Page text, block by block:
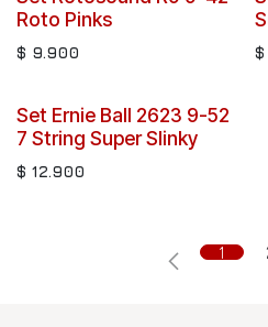
Roto Pinks
$ 9.900 $
Set Ernie Ball 2623 9-52
7 String Super Slinky
$ 12.900
1